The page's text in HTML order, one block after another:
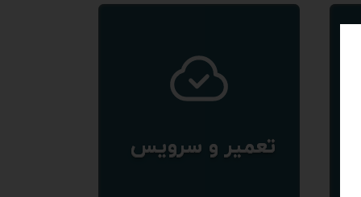
​​تعمیر و سرویس​​​​​​​